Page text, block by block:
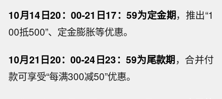
10月14日20：00-21日17：59为定金期，推出“1
00抵500”、定金膨胀等优惠。
10月21日20：00-24日23：59为尾款期，合并付
款可享受“每满300减50”优惠。